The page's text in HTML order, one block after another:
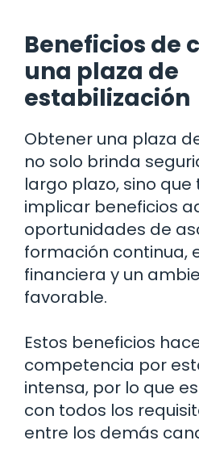
Beneficios de
una plaza de
estabilización
Obtener una plaza
no solo brinda
largo plazo, sino
implicar beneficios
oportunidades de
formación continua,
financiera y un
favorable.
Estos beneficios
competencia por
intensa, por lo que
con todos los
entre los demás